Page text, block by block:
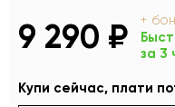
9 290 ₽ +
за 3
Купи сейчас, плати